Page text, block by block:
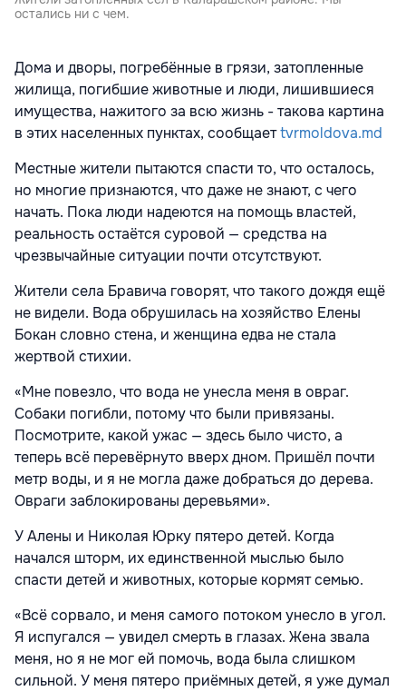
остались ни с чем.
Дома и дворы, погребённые в грязи, затопленные
жилища, погибшие животные и люди, лишившиеся
имущества, нажитого за всю жизнь - такова картина
в этих населенных пунктах, сообщаетtvrmoldova.md
Местные жители пытаются спасти то, что осталось,
но многие признаются, что даже не знают, с чего
начать. Пока люди надеются на помощь властей,
реальность остаётся суровой — средства на
чрезвычайные ситуации почти отсутствуют.
Жители села Бравича говорят, что такого дождя ещё
не видели. Вода обрушилась на хозяйство Елены
Бокан словно стена, и женщина едва не стала
жертвой стихии.
«Мне повезло, что вода не унесла меня в овраг.
Собаки погибли, потому что были привязаны.
Посмотрите, какой ужас — здесь было чисто, а
теперь всё перевёрнуто вверх дном. Пришёл почти
метр воды, и я не могла даже добраться до дерева.
Овраги заблокированы деревьями».
У Алены и Николая Юрку пятеро детей. Когда
начался шторм, их единственной мыслью было
спасти детей и животных, которые кормят семью.
«Всё сорвало, и меня самого потоком унесло в угол.
Я испугался — увидел смерть в глазах. Жена звала
меня, но я не мог ей помочь, вода была слишком
сильной. У меня пятеро приёмных детей, я уже думал